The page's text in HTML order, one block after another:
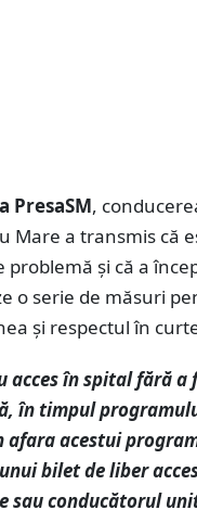
PresaSM,
Mare a transmis că
problemă și că a
o serie de măsuri
și respectul în
acces în spital fără
în timpul
afara acestui
bilet de liber
sau conducătorul